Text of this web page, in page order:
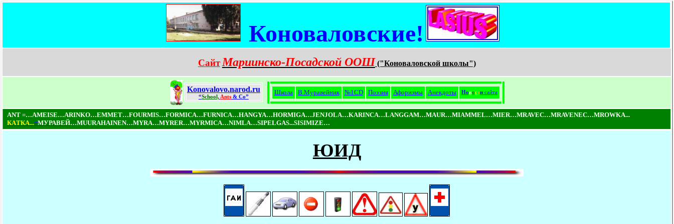
Коноваловские!
Сайт Мариинско-Посадской ООШ ("Коноваловской школы")
Konovalovo.narod.ru
“School, Ants& Co”
Школа В Муравейник №1CD Поэзия Афоризмы Анекдоты Новостисайта
ANT =…AMEISE…ARINKO…EMMET…FOURMIS…FORMICA…FURNICA…HANGYA…HORMIGA…JENJOLA…KARINCA…LANGGAM…MAUR…MIAMMEL…MIER…MRAVEC…MRAVENEC…MROWKA...
КAТКA...=МУРАВЕЙ…MUURAHAINEN…MYRA…MYRER…MYRMICA…NIMLA…SIPELGAS...SISIMIZE…
ЮИД